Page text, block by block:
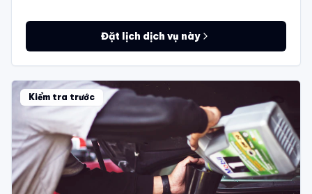
Đặt lịch dịch vụ này
Kiểm tra trước